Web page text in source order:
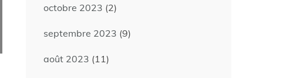
octobre 2023 (2)
septembre 2023 (9)
août 2023 (11)